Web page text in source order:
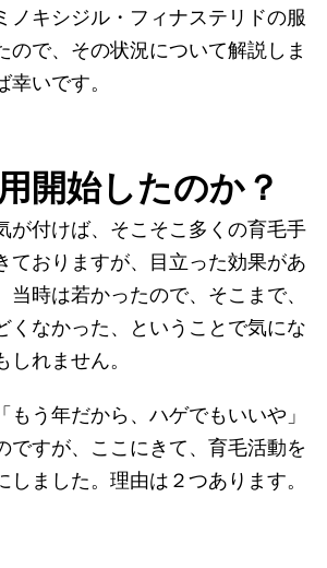
ノキシジル・フィナステリドの服
ので、その状況について解説しま
いです。
開始したのか？
が付けば、そこそこ多くの育毛手
ておりますが、目立った効果があ
当時は若かったので、そこまで、
くなかった、ということで気にな
しれません。
もう年だから、ハゲでもいいや」
ですが、ここにきて、育毛活動を
しました。理由は２つあります。